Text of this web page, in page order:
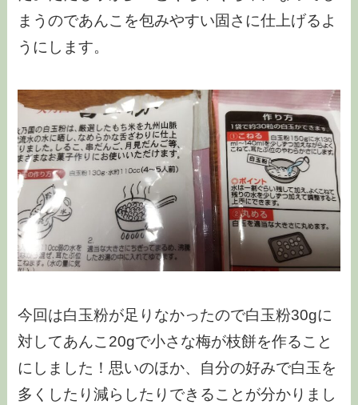
まうのであんこを包みやすい固さに仕上げるよ
うにします。
今回は白玉粉が足りなかったので白玉粉30gに
対してあんこ20gで小さな梅が枝餅を作ること
にしました！思いのほか、自分の好みで白玉を
多くしたり減らしたりできることが分かりまし